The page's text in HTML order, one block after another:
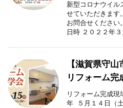
新型コロナウイル
せていただきます
お問合せください
日時 ２０２２年
【滋賀県守
リフォーム完
リフォーム完成現
年 ５月１４日（